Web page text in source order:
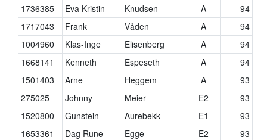
1736385 Eva Kristin Knudsen A
94
1717043
Frank Våden A
94
1004960
Klas-Inge Elisenberg A
94
1668141
Kenneth Espeseth A
94
1501403
Arne Heggem A
93
275025
Johnny Meier E2
93
1520800
Gunstein Aurebekk E1
93
1653361
Dag Rune Egge E2
93